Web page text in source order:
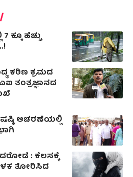
ಕ್ಕೂ ಹೆಚ್ಚು
ಕಠಿಣ ಕ್ರಮದ
ತಂತ್ರಜ್ಞಾನದ
ಷಷ್ಠಿ ಆಚರಣೆಯಲ್ಲಿ
: ಕೆಲಸಕ್ಕೆ
ತೋರಿಸಿದ